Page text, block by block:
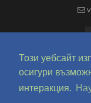
Този уебсайт
осигури
интеракция.